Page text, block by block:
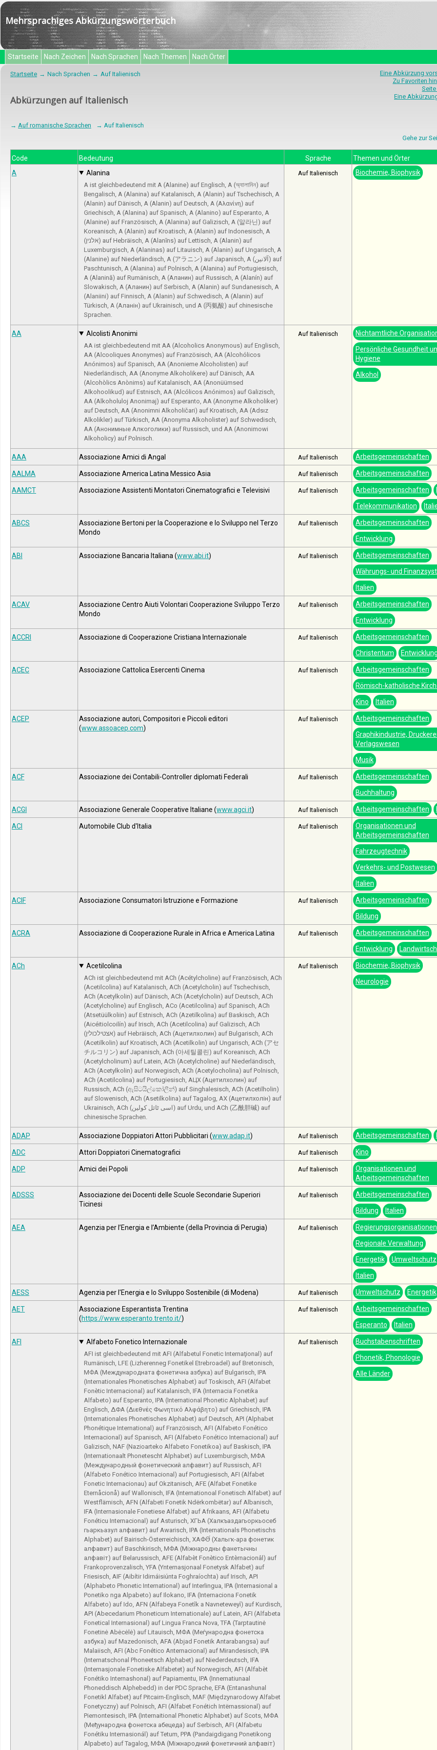
Mehrsprachiges Abkürzungswörterbuch
Startseite Nach Zeichen Nach Sprachen Nach Themen Nach Örter
Eine Abkürzung
Zu Favoriten
Eine
Startseite Nach Sprachen Auf Italienisch
Abkürzungen auf Italienisch
→ Auf romanische Sprachen
→ Auf Italienisch
Gehe zur
Code Bedeutung Sprache
Themen und Örter
A
Alanina
A ist gleichbedeutend mit A (Alanine) auf Englisch, A (অ্যালানিন) auf
Bengalisch, A (Alanina) auf Katalanisch, A (Alanin) auf Tschechisch, A
(Alanin) auf Dänisch, A (Alanin) auf Deutsch, A (Αλανίνη) auf
Griechisch, A (Alanina) auf Spanisch, A (Alanino) auf Esperanto, A
(Alanine) auf Französisch, A (Alanina) auf Galizisch, A (알라닌) auf
Koreanisch, A (Alanin) auf Kroatisch, A (Alanin) auf Indonesisch, A
(אלנין) auf Hebräisch, A (Alanīns) auf Lettisch, A (Alanin) auf
Luxemburgisch, A (Alaninas) auf Litauisch, A (Alanin) auf Ungarisch, A
(Alanine) auf Niederländisch, A (アラニン) auf Japanisch, A (آلانين) auf
Paschtunisch, A (Alanina) auf Polnisch, A (Alanina) auf Portugiesisch,
A (Alanină) auf Rumänisch, A (Аланин) auf Russisch, A (Alanín) auf
Slowakisch, A (Аланин) auf Serbisch, A (Alanin) auf Sundanesisch, A
(Alaniini) auf Finnisch, A (Alanin) auf Schwedisch, A (Alanin) auf
Türkisch, A (Аланін) auf Ukrainisch, und A (丙氨酸) auf chinesische
Sprachen.
Auf Italienisch Biochemie, Biophysik
AA Alcolisti Anonimi
AA ist gleichbedeutend mit AA (Alcoholics Anonymous) auf Englisch,
AA (Alcooliques Anonymes) auf Französisch, AA (Alcohólicos
Anónimos) auf Spanisch, AA (Anonieme Alcoholisten) auf
Niederländisch, AA (Anonyme Alkoholikere) auf Dänisch, AA
(Alcohòlics Anònims) auf Katalanisch, AA (Anonüümsed
Alkohoolikud) auf Estnisch, AA (Alcólicos Anónimos) auf Galizisch,
AA (Alkoholuloj Anonimaj) auf Esperanto, AA (Anonyme Alkoholiker)
auf Deutsch, AA (Anonimni Alkoholičari) auf Kroatisch, AA (Adsız
Alkolikler) auf Türkisch, AA (Anonyma Alkoholister) auf Schwedisch,
АА (Анонимные Алкоголики) auf Russisch, und AA (Anonimowi
Alkoholicy) auf Polnisch.
Auf Italienisch Nichtamtliche
Persönliche Gesundheit
Hygiene
Alkohol
AAA Associazione Amici di Angal Auf Italienisch Arbeitsgemeinschaften
AALMA Associazione America Latina Messico Asia Auf Italienisch Arbeitsgemeinschaften
AAMCT Associazione Assistenti Montatori Cinematografici e Televisivi Auf Italienisch Arbeitsgemeinschaften
Telekommunikation
ABCS
Associazione Bertoni per la Cooperazione e lo Sviluppo nel Terzo
Mondo
Auf Italienisch Arbeitsgemeinschaften
Entwicklung
ABI Associazione Bancaria Italiana (www.abi.it) Auf Italienisch Arbeitsgemeinschaften
Währungs- und
Italien
ACAV
Associazione Centro Aiuti Volontari Cooperazione Sviluppo Terzo
Mondo
Auf Italienisch Arbeitsgemeinschaften
Entwicklung
ACCRI Associazione di Cooperazione Cristiana Internazionale Auf Italienisch Arbeitsgemeinschaften
Christentum
ACEC Associazione Cattolica Esercenti Cinema Auf Italienisch Arbeitsgemeinschaften
Römisch-katholische
Kino Italien
ACEP
Associazione autori, Compositori e Piccoli editori
(www.assoacep.com)
Auf Italienisch Arbeitsgemeinschaften
Graphikindustrie,
Verlagswesen
Musik
ACF Associazione dei Contabili-Controller diplomati Federali Auf Italienisch Arbeitsgemeinschaften
Buchhaltung
ACGI Associazione Generale Cooperative Italiane (www.agci.it) Auf Italienisch Arbeitsgemeinschaften
ACI Automobile Club d'Italia Auf Italienisch
Organisationen und
Arbeitsgemeinschaften
Fahrzeugtechnik
Verkehrs- und Postwesen
Italien
ACIF Associazione Consumatori Istruzione e Formazione Auf Italienisch Arbeitsgemeinschaften
Bildung
ACRA Associazione di Cooperazione Rurale in Africa e America Latina Auf Italienisch Arbeitsgemeinschaften
Entwicklung
ACh Acetilcolina
ACh ist gleichbedeutend mit ACh (Acétylcholine) auf Französisch, ACh
(Acetilcolina) auf Katalanisch, ACh (Acetylcholin) auf Tschechisch,
ACh (Acetylkolin) auf Dänisch, ACh (Acetylcholin) auf Deutsch, ACh
(Acetylcholine) auf Englisch, ACo (Acetilcolina) auf Spanisch, ACh
(Atsetüülkoliin) auf Estnisch, ACh (Azetilkolina) auf Baskisch, ACh
(Aicéitiolcoilín) auf Irisch, ACh (Acetilcolina) auf Galizisch, ACh
(אצטילכולין) auf Hebräisch, ACh (Ацетилхолин) auf Bulgarisch, ACh
(Acetilkolin) auf Kroatisch, ACh (Acetilkolin) auf Ungarisch, ACh (アセ
チルコリン) auf Japanisch, ACh (아세틸콜린) auf Koreanisch, ACh
(Acetylcholinum) auf Latein, ACh (Acetylcholine) auf Niederländisch,
ACh (Acetylkolin) auf Norwegisch, ACh (Acetylocholina) auf Polnisch,
ACh (Acetilcolina) auf Portugiesisch, АЦХ (Ацетилхолин) auf
Russisch, ACh (ඇසිටයිල්කෝලීන්) auf Singhalesisch, ACh (Acetilholin)
auf Slowenisch, ACh (Asetilkolina) auf Tagalog, АХ (Ацетилхолін) auf
Ukrainisch, ACh (اسی ٹائل کولین) auf Urdu, und ACh (乙酰胆碱) auf
chinesische Sprachen.
Auf Italienisch Biochemie, Biophysik
Neurologie
ADAP Associazione Doppiatori Attori Pubblicitari (www.adap.it) Auf Italienisch Arbeitsgemeinschaften
ADC Attori Doppiatori Cinematografici Auf Italienisch Kino
ADP Amici dei Popoli Auf Italienisch
Organisationen und
Arbeitsgemeinschaften
ADSSS
Associazione dei Docenti delle Scuole Secondarie Superiori
Ticinesi
Auf Italienisch Arbeitsgemeinschaften
Bildung Italien
AEA Agenzia per l’Energia e l’Ambiente (della Provincia di Perugia) Auf Italienisch Regierungsorganisationen
Regionale Verwaltung
Energetik Umweltschutz
Italien
AESS Agenzia per l'Energia e lo Sviluppo Sostenibile (di Modena) Auf Italienisch Umweltschutz Energetik
AET
Associazione Esperantista Trentina
(https://www.esperanto.trento.it/)
Auf Italienisch Arbeitsgemeinschaften
Esperanto Italien
AFI Alfabeto Fonetico Internazionale
AFI ist gleichbedeutend mit AFI (Alfabetul Fonetic Internaţional) auf
Rumänisch, LFE (Lizherenneg Fonetikel Etrebroadel) auf Bretonisch,
МФА (Международната фонетична азбука) auf Bulgarisch, IPA
(Internationales Phonetisches Alphabet) auf Toskisch, AFI (Alfabet
Fonètic Internacional) auf Katalanisch, IFA (Internacia Fonetika
Alfabeto) auf Esperanto, IPA (International Phonetic Alphabet) auf
Englisch, ΔΦΑ (Διεθνές Φωνητικό Αλφάβητο) auf Griechisch, IPA
(Internationales Phonetisches Alphabet) auf Deutsch, API (Alphabet
Phonétique International) auf Französisch, AFI (Alfabeto Fonético
Internacional) auf Spanisch, AFI (Alfabeto Fonético Internacional) auf
Galizisch, NAF (Nazioarteko Alfabeto Fonetikoa) auf Baskisch, IPA
(Internationaalt Phonetescht Alphabet) auf Luxemburgisch, МФА
(Международный фонетический алфавит) auf Russisch, AFI
(Alfabeto Fonético Internacional) auf Portugiesisch, AFI (Alfabet
Fonetic Internacionau) auf Okzitanisch, AFE (Alfabet Fonetike
Eternåcionå) auf Wallonisch, IFA (Internationoal Fonetisch Alfabet) auf
Westflämisch, AFN (Alfabeti Fonetik Ndërkombëtar) auf Albanisch,
IFA (Internasionale Fonetiese Alfabet) auf Afrikaans, AFI (Alfabetu
Fonéticu Internacional) auf Asturisch, ХГЬА (Халкъаздагьоркьосеб
гьаркьазул алфавит) auf Awarisch, IPA (Internationals Phonetischs
Alphabet) auf Bairisch-Österreichisch, ХАФӘ́ (Халыҡ-ара фонетик
алфавит) auf Baschkirisch, МФА (Міжнародны фанетычны
алфавіт) auf Belarussisch, AFE (Alfabèt Fonètico Entèrnacionâl) auf
Frankoprovenzalisch, YFA (Ynternasjonaal Fonetysk Alfabet) auf
Friesisch, AIF (Aibítir Idirnáisiúnta Foghraíochta) auf Irisch, API
(Alphabeto Phonetic International) auf Interlingua, IPA (Internasional a
Ponetiko nga Alpabeto) auf Ilokano, IFA (Internaciona Fonetik
Alfabeto) auf Ido, AFN (Alfabeya Fonetîk a Navneteweyî) auf Kurdisch,
API (Abecedarium Phoneticum Internationale) auf Latein, AFI (Alfabeta
Fonetical Internasional) auf Lingua Franca Nova, TFA (Tarptautinė
Fonetinė Abėcėlė) auf Litauisch, МФА (Меѓународна фонетска
азбука) auf Mazedonisch, AFA (Abjad Fonetik Antarabangsa) auf
Malaiisch, AFI (Abc Fonético Anternacional) auf Mirandesisch, IPA
(Internatschonal Phoneetsch Alphabet) auf Niederdeutsch, IFA
(Internasjonale Fonetiske Alfabetet) auf Norwegisch, AFI (Alfabèt
Fonétiko Internashonal) auf Papiamentu, IPA (Innernatiunaal
Phoneddisch Alphebedd) in der PDC Sprache, EFA (Entanashunal
Fonetikl Alfabet) auf Pitcairn-Englisch, MAF (Międzynarodowy Alfabet
Fonetyczny) auf Polnisch, AFI (Alfabet Fonétich Intërnassional) auf
Piemontesisch, IPA (Internaitional Phonetic Alphabet) auf Scots, МФА
(Међународна фонетска абецеда) auf Serbisch, AFI (Alfabetu
Fonétiku Internasionál) auf Tetum, PPA (Pandaigdigang Ponetikong
Alpabeto) auf Tagalog, МФА (Міжнародний фонетичний алфавіт)
Auf Italienisch Buchstabenschriften
Phonetik, Phonologie
Alle Länder